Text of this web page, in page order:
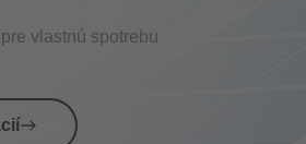
vlastnú spotrebu